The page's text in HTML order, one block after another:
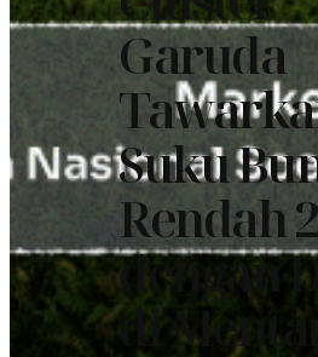
Garuda
Suku
Rendah
dengan
di